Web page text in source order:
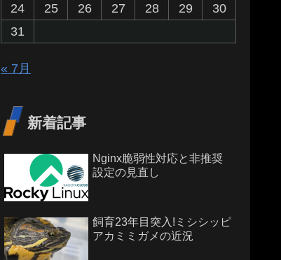
24
25 26 27 28 29
30
31
« 7月
新着記事
Nginx脆弱性対応と非推奨
設定の見直し
飼育23年目突入!ミシシッピ
アカミミガメの近況